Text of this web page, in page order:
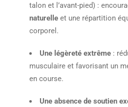
talon et l’avant-pied) :
naturelle et une répartition
corporel.
Une légèreté extrême :
musculaire et favorisant un
en course.
Une absence de soutien